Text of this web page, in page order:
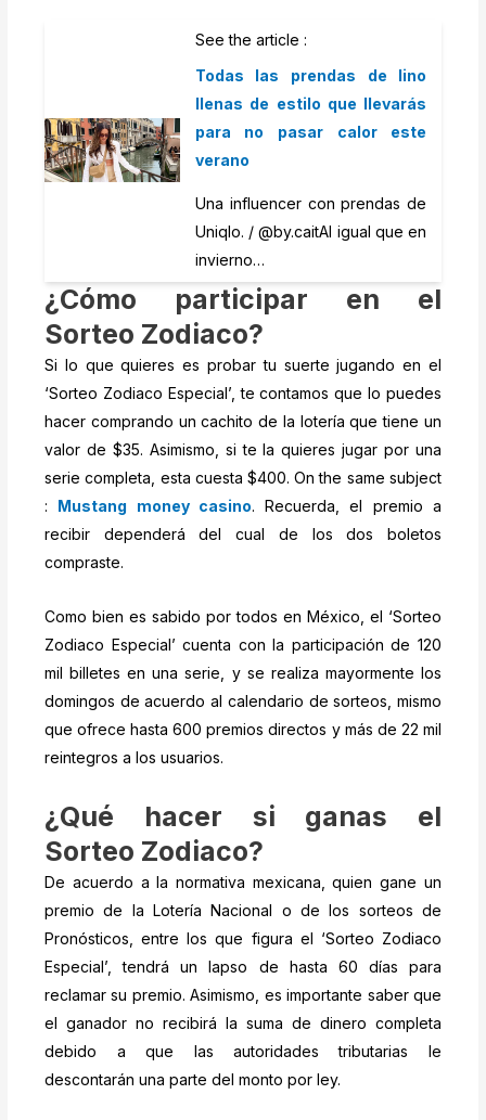
See the article :
Todas las prendas de lino
llenas de estilo que llevarás
para no pasar calor este
verano
Una influencer con prendas de
Uniqlo. / @by.caitAl igual que en
invierno…
¿Cómo participar en el
Sorteo Zodiaco?
Si lo que quieres es probar tu suerte jugando en el
‘Sorteo Zodiaco Especial’, te contamos que lo puedes
hacer comprando un cachito de la lotería que tiene un
valor de $35. Asimismo, si te la quieres jugar por una
serie completa, esta cuesta $400. On the same subject
: Mustang money casino. Recuerda, el premio a
recibir dependerá del cual de los dos boletos
compraste.
Como bien es sabido por todos en México, el ‘Sorteo
Zodiaco Especial’ cuenta con la participación de 120
mil billetes en una serie, y se realiza mayormente los
domingos de acuerdo al calendario de sorteos, mismo
que ofrece hasta 600 premios directos y más de 22 mil
reintegros a los usuarios.
¿Qué hacer si ganas el
Sorteo Zodiaco?
De acuerdo a la normativa mexicana, quien gane un
premio de la Lotería Nacional o de los sorteos de
Pronósticos, entre los que figura el ‘Sorteo Zodiaco
Especial’, tendrá un lapso de hasta 60 días para
reclamar su premio. Asimismo, es importante saber que
el ganador no recibirá la suma de dinero completa
debido a que las autoridades tributarias le
descontarán una parte del monto por ley.